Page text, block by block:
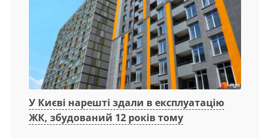
У Києві нарешті здали в експлуатацію
ЖК, збудований 12 років тому